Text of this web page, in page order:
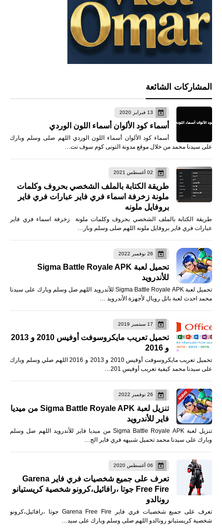
المشاركات الشائعة
13 فبراير 2020
أسماء كود الألوان أسماء اللون الوردي
أسماء كود الألوان أسماء اللون الوردي اللهم صلى وسلم وبارك
على سيدنا محمد من خلال موقع مدونة التونى كوم سوف نت…
02 أغسطس 2021
طريقة الكتابة بالملف الشخصي بحروف وكلمات
ملونة زخرفة اسماء فري فاير عبارات فري فاير
بروفايل ملونه
طريقة الكتابة بالملف الشخصي بحروف وكلمات ملونة زخرفة اسماء فري فاير
عبارات فري فاير بروفايل ملونه اللهم صلى وسلم وبار…
26 نوفمبر 2022
تحميل لعبة Sigma Battle Royale APK
للأندرويد
تحميل لعبة Sigma Battle Royale APK للأندرويد اللهم صل وسلم وبارك على سيدنا
محمد احدث لعبة باتل رويال لأجهزة الأندرويد …
17 سبتمبر 2019
تحميل تعريب مايكروسوفت أوفيس 2010 و 2013
و 2016
تحميل تعريب مايكروسوفت أوفيس 2010 و 2013 و 2016 اللهم صلي وسلم وبارك
على سيدنا محمد كيفية تعريب أوفيس 201…
26 نوفمبر 2022
تنزيل لعبة Sigma Battle Royale APK من ميديا
فاير للأندرويد
تنزيل لعبة Sigma Battle Royale APK من ميديا فاير للأندرويد اللهم صل وسلم
وبارك على سيدنا محمد تحميل شبيهه فري فاير الج…
06 أغسطس 2020
تعرف على جميع شخصيات فري فاير Garena
Free Fire جوتا ،رافائيل،كرونو شخصية كريستيانو
رونالدو
تعرف على جميع شخصيات فري فاير Garena Free Fire جوتا ،رافائيل،كرونو
شخصية كريستيانو رونالدو اللهم صلى وسلم وبارك على سيد…